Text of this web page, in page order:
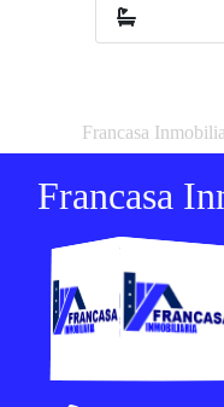
Francasa
Francasa